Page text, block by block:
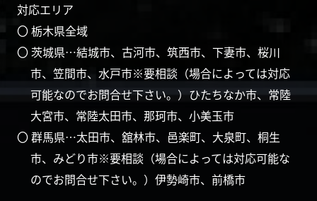
対応エリア
〇 栃木県全域
〇 茨城県…結城市、古河市、筑西市、下妻市、桜川
市、笠間市、水戸市※要相談（場合によっては対応
可能なのでお問合せ下さい。）ひたちなか市、常陸
大宮市、常陸太田市、那珂市、小美玉市
〇 群馬県…太田市、舘林市、邑楽町、大泉町、桐生
市、みどり市※要相談（場合によっては対応可能な
のでお問合せ下さい。）伊勢崎市、前橋市